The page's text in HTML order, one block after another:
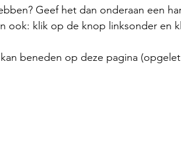
Geef het dan onderaan een
ook: klik op de knop linksonder en
beneden op deze pagina